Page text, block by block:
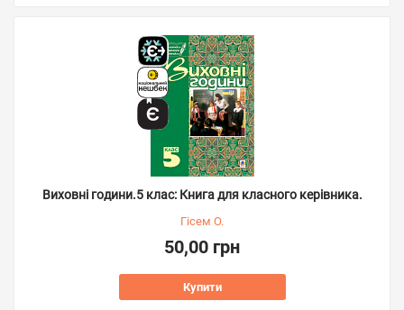
Виховні години.5 клас: Книга для класного керівника.
Гісем О.
50,00 грн
Купити